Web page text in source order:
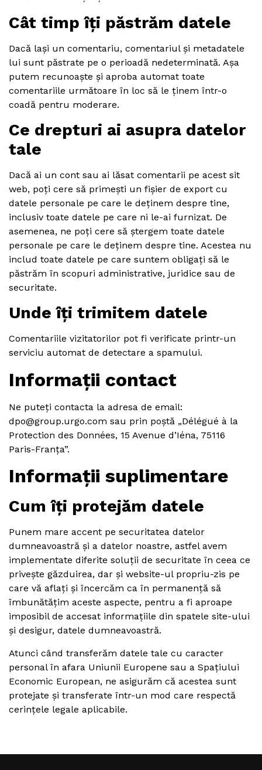
Cât timp îți păstrăm datele
Dacă lași un comentariu, comentariul și metadatele
lui sunt păstrate pe o perioadă nedeterminată. Așa
putem recunoaște și aproba automat toate
comentariile următoare în loc să le ținem într-o
coadă pentru moderare.
Ce drepturi ai asupra datelor
tale
Dacă ai un cont sau ai lăsat comentarii pe acest sit
web, poți cere să primești un fișier de export cu
datele personale pe care le deținem despre tine,
inclusiv toate datele pe care ni le-ai furnizat. De
asemenea, ne poți cere să ștergem toate datele
personale pe care le deținem despre tine. Acestea nu
includ toate datele pe care suntem obligați să le
păstrăm în scopuri administrative, juridice sau de
securitate.
Unde îți trimitem datele
Comentariile vizitatorilor pot fi verificate printr-un
serviciu automat de detectare a spamului.
Informații contact
Ne puteți contacta la adresa de email:
dpo@group.urgo.com sau prin poștă „Délégué à la
Protection des Données, 15 Avenue d’Iéna, 75116
Paris-Franța”.
Informații suplimentare
Cum îți protejăm datele
Punem mare accent pe securitatea datelor
dumneavoastră și a datelor noastre, astfel avem
implementate diferite soluții de securitate în ceea ce
privește găzduirea, dar și website-ul propriu-zis pe
care vă aflați și încercăm ca în permanență să
îmbunătățim aceste aspecte, pentru a fi aproape
imposibil de accesat informațiile din spatele site-ului
și desigur, datele dumneavoastră.
Atunci când transferăm datele tale cu caracter
personal în afara Uniunii Europene sau a Spațiului
Economic European, ne asigurăm că acestea sunt
protejate și transferate într-un mod care respectă
cerințele legale aplicabile.